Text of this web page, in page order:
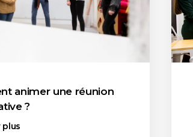
animer une réunion
?
plus